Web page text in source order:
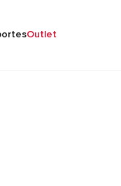
Outlet